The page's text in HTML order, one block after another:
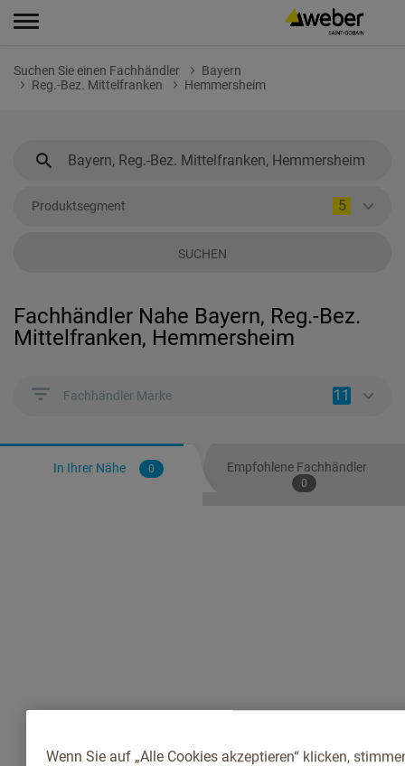
Suchen Sie einen Fachhändler
Bayern
Reg.-Bez. Mittelfranken
Hemmersheim
Produktsegment 5
SUCHEN
Fachhändler Nahe Bayern, Reg.-Bez.
Mittelfranken, Hemmersheim
Fachhändler Marke 11
In Ihrer Nähe 0 Empfohlene Fachhändler
0
Wenn Sie auf „Alle Cookies akzeptieren“ klicken,